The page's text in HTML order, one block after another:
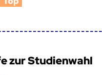
zur Studienwahl